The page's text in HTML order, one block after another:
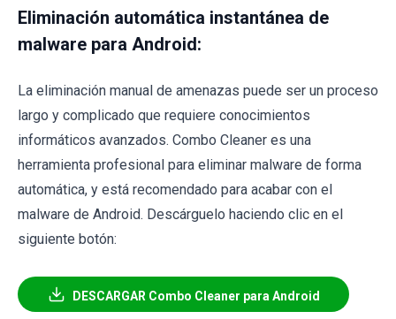
Eliminación automática instantánea de
malware para Android:
La eliminación manual de amenazas puede ser un proceso
largo y complicado que requiere conocimientos
informáticos avanzados. Combo Cleaner es una
herramienta profesional para eliminar malware de forma
automática, y está recomendado para acabar con el
malware de Android. Descárguelo haciendo clic en el
siguiente botón:
DESCARGAR Combo Cleaner para Android